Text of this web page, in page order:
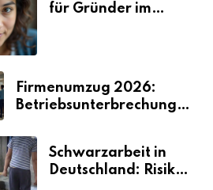
für Gründer im
Firmenumzug 2026:
Betriebsunterbrechungen
Schwarzarbeit in
Deutschland: Risiken